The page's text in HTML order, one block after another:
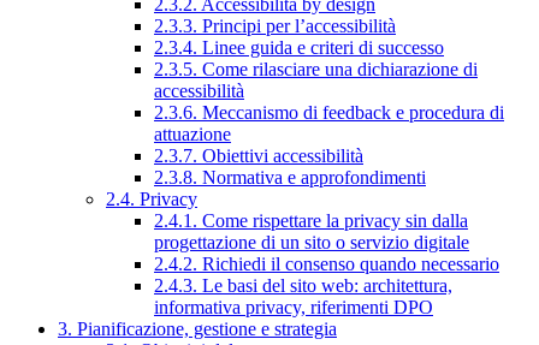
2.3.3. Principi per l’accessibilità
2.3.4. Linee guida e criteri di successo
2.3.5. Come rilasciare una dichiarazione di
accessibilità
2.3.6. Meccanismo di feedback e procedura di
attuazione
2.3.7. Obiettivi accessibilità
2.3.8. Normativa e approfondimenti
2.4. Privacy
2.4.1. Come rispettare la privacy sin dalla
progettazione di un sito o servizio digitale
2.4.2. Richiedi il consenso quando necessario
2.4.3. Le basi del sito web: architettura,
informativa privacy, riferimenti DPO
3. Pianificazione, gestione e strategia